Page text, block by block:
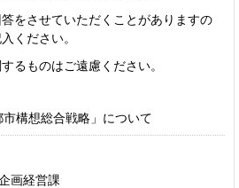
をさせていただくことがありますの
ください。
るものはご遠慮ください。
市構想総合戦略」について
画経営課